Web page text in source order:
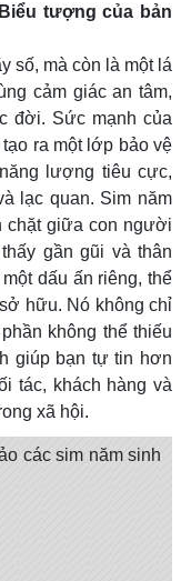
tượng của bản
số, mà còn là một lá
cảm giác an tâm,
đời. Sức mạnh của
ra một lớp bảo vệ
lượng tiêu cực,
lạc quan. Sim năm
chặt giữa con người
gần gũi và thân
dấu ấn riêng, thể
hữu. Nó không chỉ
không thể thiếu
giúp bạn tự tin hơn
tác, khách hàng và
xã hội.
các sim năm sinh